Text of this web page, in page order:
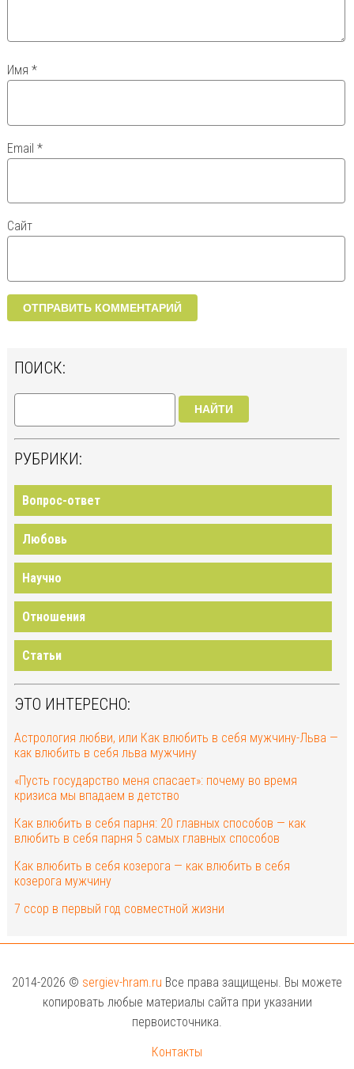
Имя *
Email *
Сайт
ПОИСК:
НАЙТИ
РУБРИКИ:
Вопрос-ответ
Любовь
Научно
Отношения
Статьи
ЭТО ИНТЕРЕСНО:
Астрология любви, или Как влюбить в себя мужчину-Льва —
как влюбить в себя льва мужчину
«Пусть государство меня спасает»: почему во время
кризиса мы впадаем в детство
Как влюбить в себя парня: 20 главных способов — как
влюбить в себя парня 5 самых главных способов
Как влюбить в себя козерога — как влюбить в себя
козерога мужчину
7 ссор в первый год совместной жизни
2014-2026 © sergiev-hram.ru Все права защищены. Вы можете
копировать любые материалы сайта при указании
первоисточника.
Контакты